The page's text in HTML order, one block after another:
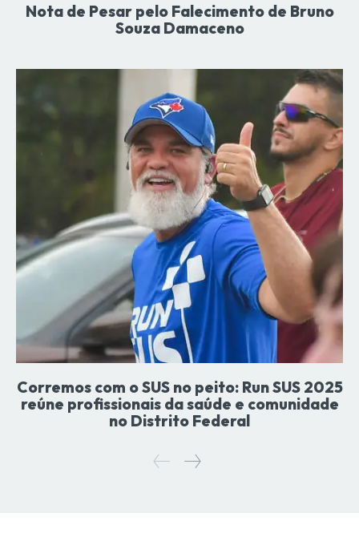
Nota de Pesar pelo Falecimento de Bruno
Souza Damaceno
Corremos com o SUS no peito: Run SUS 2025
reúne profissionais da saúde e comunidade
no Distrito Federal